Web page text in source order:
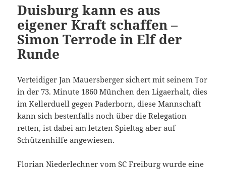
Duisburg kann es aus
eigener Kraft schaffen –
Simon Terrode in Elf der
Runde
Verteidiger Jan Mauersberger sichert mit seinem Tor
in der 73. Minute 1860 München den Ligaerhalt, dies
im Kellerduell gegen Paderborn, diese Mannschaft
kann sich bestenfalls noch über die Relegation
retten, ist dabei am letzten Spieltag aber auf
Schützenhilfe angewiesen.
Florian Niederlechner vom SC Freiburg wurde eine